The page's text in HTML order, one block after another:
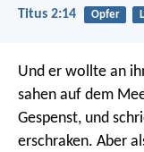
Titus 2:14 Opfer
Und er wollte an
sahen auf dem
Gespenst, und
erschraken. Aber